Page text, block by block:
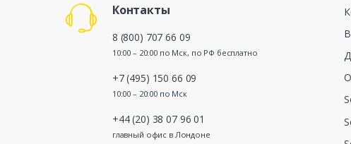
Контакты
8 (800) 707 66 09
10:00 – 20:00 по Мск, по РФ бесплатно
+7 (495) 150 66 09
10:00 – 20:00 по Мск
+44 (20) 38 07 96 01
главный офис в Лондоне